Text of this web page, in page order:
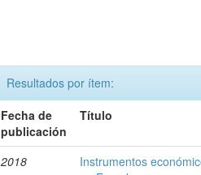
Resultados por ítem:
Fecha de
publicación
Título
2018
Instrumentos